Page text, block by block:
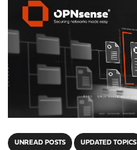
UNREAD POSTS UPDATED TOPICS